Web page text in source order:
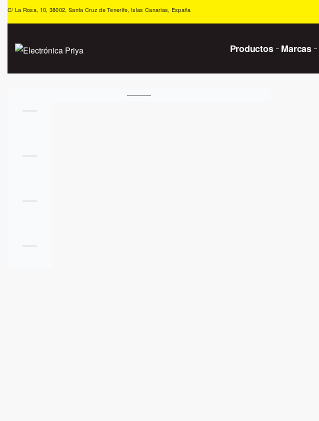
C/ La Rosa, 10, 38002, Santa Cruz de Tenerife, Islas Canarias, España
Productos Marcas